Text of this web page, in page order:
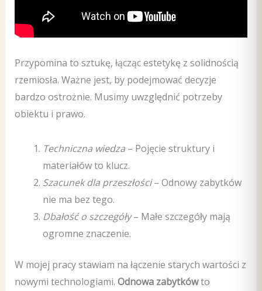
Przypomina to sztukę, łącząc estetykę z solidnością
rzemiosła. Ważne jest, by podejmować decyzje
bardzo ostrożnie. Musimy uwzględnić potrzeby
obiektu i prawo.
Techniczna wiedza– Pojęcie struktury i
materiałów to klucz.
Szacunek dla przeszłości– Odnowy zabytków
nie ma bez tego.
Dbałość o szczegóły– Małe szczegóły mają
ogromne znaczenie.
W mojej pracy stawiam na łączenie starych wartości z
nowymi technologiami. Odnowa zabytkówto